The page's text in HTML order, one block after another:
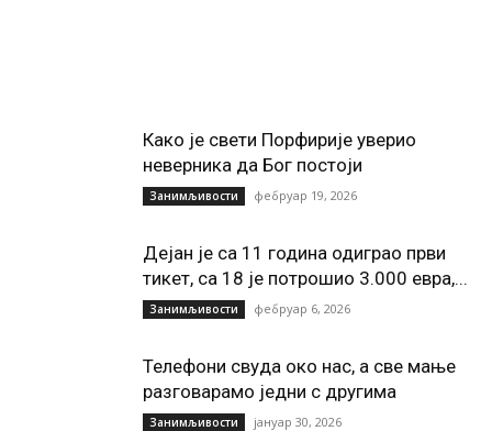
Како је свети Порфирије уверио
неверника да Бог постоји
Занимљивости фебруар 19, 2026
Дејан је са 11 година одиграо први
тикет, са 18 је потрошио 3.000 евра,...
Занимљивости фебруар 6, 2026
Телефони свуда око нас, а све мање
разговарамо једни с другима
Занимљивости јануар 30, 2026